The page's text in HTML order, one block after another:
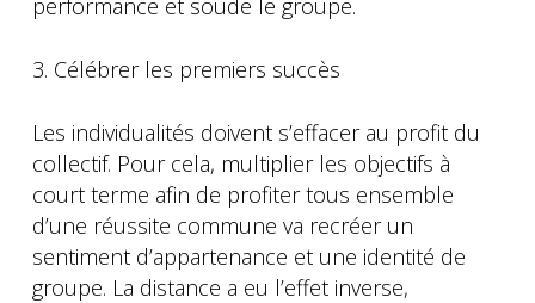
performance et soude le groupe.
3. Célébrer les premiers succès
Les individualités doivent s’effacer au profit du
collectif. Pour cela, multiplier les objectifs à
court terme afin de profiter tous ensemble
d’une réussite commune va recréer un
sentiment d’appartenance et une identité de
groupe. La distance a eu l’effet inverse,